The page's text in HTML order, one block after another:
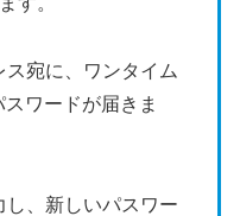
宛に、ワンタイム
ワードが届きま
、新しいパスワー